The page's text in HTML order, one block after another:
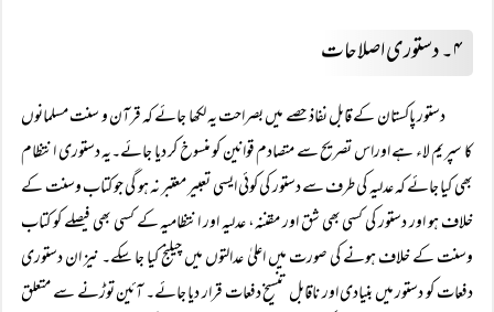
۴۔ دستوری اصلاحات
دستور پاکستان کے قابل نفاذ حصے میں بصراحت یہ لکھا جائے کہ قرآن و سنت مسلمانوں
کا سپریم لاء ہے اوراس تصریح سے متصادم قوانین کو منسوخ کر دیا جائے۔یہ دستوری انتظام
بھی کیا جائے کہ عدلیہ کی طرف سے دستور کی کوئی ایسی تعبیر معتبر نہ ہو گی جو کتاب وسنت کے
خلاف ہو اور دستور کی کسی بھی شق اور مقننہ، عدلیہ اور انتظامیہ کے کسی بھی فیصلے کو کتاب
وسنت کے خلاف ہونے کی صورت میں اعلیٰ عدالتوں میں چیلنج کیا جا سکے۔ نیز ان دستوری
دفعات کو دستور میں بنیادی اور ناقابل تنسیخ دفعات قرار دیا جائے۔ آئین توڑنے سے متعلق